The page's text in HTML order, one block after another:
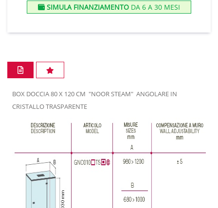
SIMULA FINANZIAMENTO DA 6 A 30 MESI
BOX DOCCIA 80 X 120 CM "NOOR STEAM" ANGOLARE IN
CRISTALLO TRASPARENTE